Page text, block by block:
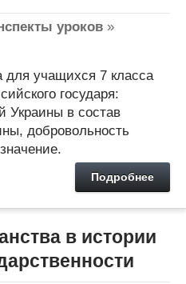
уроков »
для учащихся 7 класса
государя:
Украины в состав
добровольность
Подробнее
в истории